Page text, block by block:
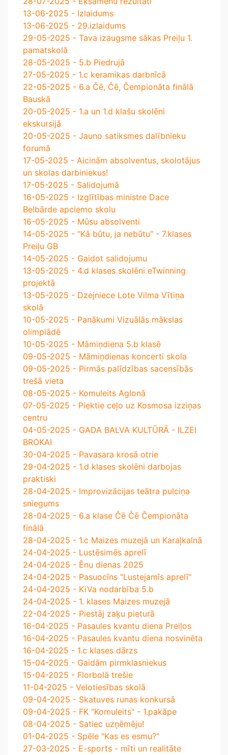
13-06-2025 - Izlaidums
13-06-2025 - 29.izlaidums
29-05-2025 - Tava izaugsme sākas Preiļu 1.
pamatskolā
28-05-2025 - 5.b Piedrujā
27-05-2025 - 1.c keramikas darbnīcā
22-05-2025 - 6.a Čē, Čē, Čempionāta finālā
Bauskā
20-05-2025 - 1.a un 1.d klašu skolēni
ekskursijā
20-05-2025 - Jauno satiksmes dalībnieku
forumā
17-05-2025 - Aicinām absolventus, skolotājus
un skolas darbiniekus!
17-05-2025 - Salidojumā
16-05-2025 - Izglītības ministre Dace
Belbārde apciemo skolu
16-05-2025 - Mūsu absolventi
14-05-2025 - "Kā būtu, ja nebūtu" - 7.klases
Preiļu GB
14-05-2025 - Gaidot salidojumu
13-05-2025 - 4.d klases skolēni eTwinning
projektā
13-05-2025 - Dzejniece Lote Vilma Vītiņa
skolā
10-05-2025 - Panākumi Vizuālās mākslas
olimpiādē
10-05-2025 - Māmiņdiena 5.b klasē
09-05-2025 - Māmiņdienas koncerti skola
09-05-2025 - Pirmās palīdzības sacensībās
trešā vieta
08-05-2025 - Komuleits Aglonā
07-05-2025 - Piektie ceļo uz Kosmosa izziņas
centru
04-05-2025 - GADA BALVA KULTŪRĀ - ILZEI
BROKAI
30-04-2025 - Pavasara krosā otrie
29-04-2025 - 1.d klases skolēni darbojas
praktiski
28-04-2025 - Improvizācijas teātra pulciņa
sniegums
28-04-2025 - 6.a klase Čē Čē Čempionāta
finālā
28-04-2025 - 1.c Maizes muzejā un Karaļkalnā
24-04-2025 - Lustēsimēs aprelī
24-04-2025 - Ēnu dienas 2025
24-04-2025 - Pasuocīns "Lustejamīs aprelī"
24-04-2025 - KiVa nodarbība 5.b
24-04-2025 - 1. klases Maizes muzejā
22-04-2025 - Piestāj zaķu pieturā
16-04-2025 - Pasaules kvantu diena Preiļos
16-04-2025 - Pasaules kvantu diena nosvinēta
16-04-2025 - 1.c klases dārzs
15-04-2025 - Gaidām pirmklasniekus
15-04-2025 - Florbolā trešie
11-04-2025 - Velotiesības skolā
09-04-2025 - Skatuves runas konkursā
09-04-2025 - FK "Komuleits" - 1.pakāpe
08-04-2025 - Satiec uzņēmēju!
01-04-2025 - Spēle "Kas es esmu?"
27-03-2025 - E-sports - mīti un realitāte